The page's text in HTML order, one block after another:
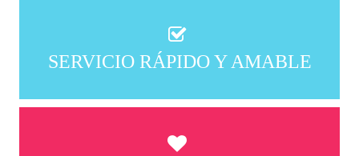
SERVICIO RÁPIDO Y AMABLE